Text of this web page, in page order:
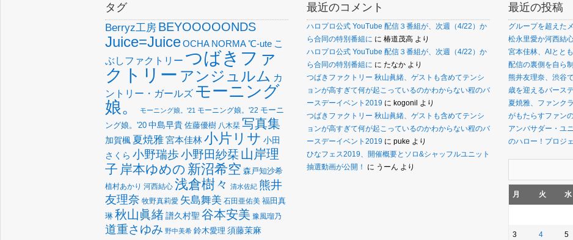
タグ
Berryz工房 BEYOOOOONDS
Juice=JuiceOCHA NORMA℃-ute こ
ぶしファクトリー つばきファ
クトリー アンジュルム カ
ントリー・ガールズ モーニング
娘。
モーニング娘。'21 モーニング娘。'22 モーニ
ング娘。'20 中島早貴 佐藤優樹 八木栞 写真集
加賀楓 夏焼雅宮本佳林小片リサ 小田
さくら 小野瑞歩小野田紗栞 山岸理
子 岸本ゆめの 新沼希空 森戸知沙希
植村あかり 河西結心 浅倉樹々 清水佐紀 熊井
友理奈 牧野真莉愛 矢島舞美 石田亜佑美 福田真
琳 秋山眞緒譜久村聖 谷本安美 豫風瑠乃
道重さゆみ 野中美希 鈴木愛理 須藤茉麻
最近のコメント
ハロプロ公式 YouTube 配信３番組が、次週（4/22）か
ら合同の特別番組に に 椿道茂高 より
ハロプロ公式 YouTube 配信３番組が、次週（4/22）か
ら合同の特別番組に に たなか より
つばきファクトリー 秋山眞緒、ゲストも含めてテンシ
ョンが高すぎて何が起こっているのかわからない程のバ
ースデーイベント2019 に kogonil より
つばきファクトリー 秋山眞緒、ゲストも含めてテンシ
ョンが高すぎて何が起こっているのかわからない程のバ
ースデーイベント2019 に puke より
ひなフェス2019、開催概要とソロ&シャッフルユニット
抽選動画が公開！
に うーん より
最近の投稿
グループを超えた
松永里愛か河西結
宮本佳林、AIとと
配信の裏側を自ら
熊井友理奈、渋谷
歳を迎えるバース
夏焼雅、ファンク
がもたらすファン
アンバサダー・ユ
のハロー！プロジ
月 火 水
3 4 5